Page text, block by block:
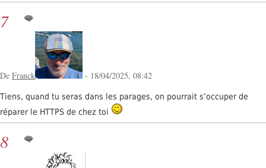
7
De Franck - 18/04/2025, 08:42
Tiens, quand tu seras dans les parages, on pourrait s’occuper de
réparer le HTTPS de chez toi
8